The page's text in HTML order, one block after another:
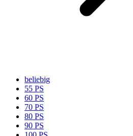
beliebig
55 PS
60 PS
70 PS
80 PS
90 PS